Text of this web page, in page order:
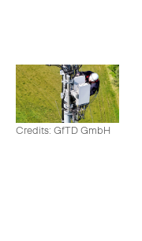
Credits: GfTD GmbH